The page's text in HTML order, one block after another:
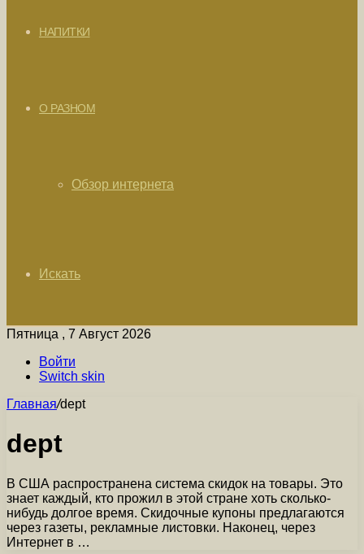
НАПИТКИ
О РАЗНОМ
Обзор интернета
Искать
Пятница , 7 Август 2026
Войти
Switch skin
Главная/dept
dept
В США распространена система скидок на товары. Это
знает каждый, кто прожил в этой стране хоть сколько-
нибудь долгое время. Скидочные купоны предлагаются
через газеты, рекламные листовки. Наконец, через
Интернет в …